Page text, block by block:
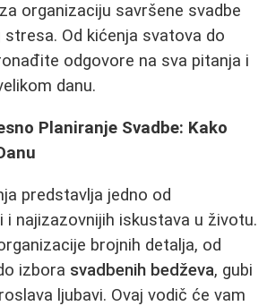
organizaciju savršene svadbe
Od kićenja svatova do
odgovore na sva pitanja i
danu.
Planiranje Svadbe: Kako
predstavlja jedno od
i najizazovnijih iskustava u životu.
brojnih detalja, od
izbora svadbenih bedževa, gubi
ljubavi. Ovaj vodič će vam